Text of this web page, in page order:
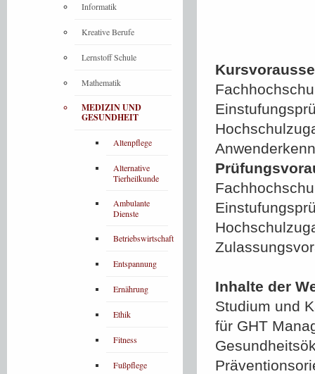
Inhalte der
Studium und
für GHT
Informatik
Kreative Berufe
Lernstoff Schule
Mathematik
MEDIZIN UND
GESUNDHEIT
Altenpflege
Alternative
Tierheilkunde
Ambulante
Dienste
Betriebswirtschaft
Entspannung
Ernährung
Ethik
Fitness
Fußpflege